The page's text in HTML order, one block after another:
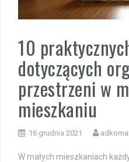
10
dotyczących
przestrzeni w
mieszkaniu
16 grudnia 2021
W małych mieszkaniach